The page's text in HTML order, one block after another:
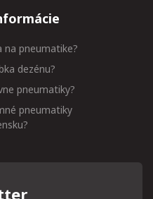
na pneumatike?
dezénu?
pneumatiky?
pneumatiky